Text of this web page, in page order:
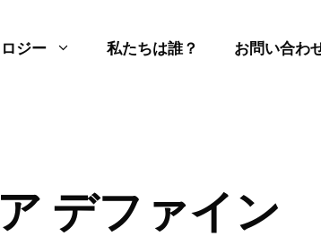
ジー 私たちは誰？ お問い合わ
デファイン